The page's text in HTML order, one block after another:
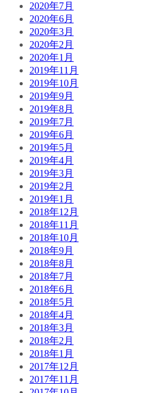
2020年7月
2020年6月
2020年3月
2020年2月
2020年1月
2019年11月
2019年10月
2019年9月
2019年8月
2019年7月
2019年6月
2019年5月
2019年4月
2019年3月
2019年2月
2019年1月
2018年12月
2018年11月
2018年10月
2018年9月
2018年8月
2018年7月
2018年6月
2018年5月
2018年4月
2018年3月
2018年2月
2018年1月
2017年12月
2017年11月